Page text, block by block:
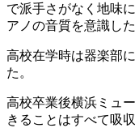
で派手さがなく地味
アノの音質を意識し
高校在学時は器楽部
た。
高校卒業後横浜ミュ
きることはすべて吸